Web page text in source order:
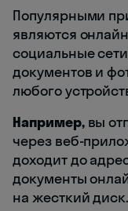
Популярными
являются
социальные
документов и
любого
Например,вы
через веб-
доходит до
документы
на жесткий диск.